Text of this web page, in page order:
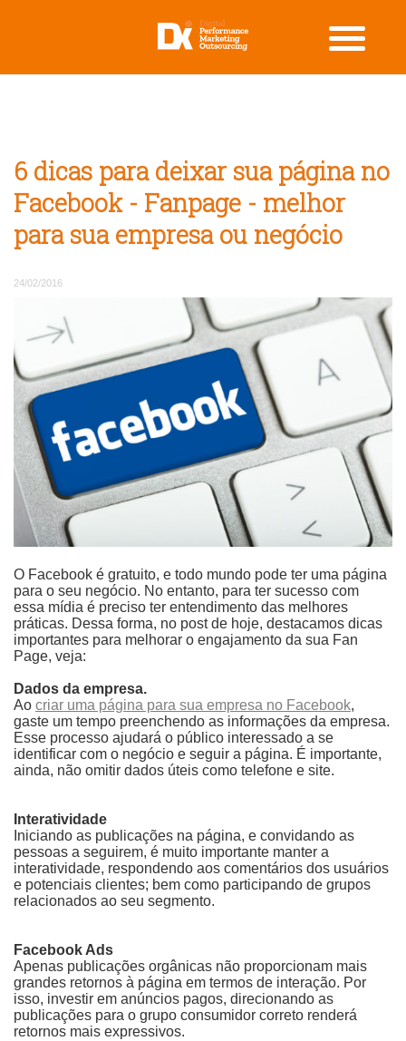
6 dicas para deixar sua página no
Facebook - Fanpage - melhor
para sua empresa ou negócio
24/02/2016
O Facebook é gratuito, e todo mundo pode ter uma página
para o seu negócio. No entanto, para ter sucesso com
essa mídia é preciso ter entendimento das melhores
práticas. Dessa forma, no post de hoje, destacamos dicas
importantes para melhorar o engajamento da sua Fan
Page, veja:
Dados da empresa.
Ao criar uma página para sua empresa no Facebook,
gaste um tempo preenchendo as informações da empresa.
Esse processo ajudará o público interessado a se
identificar com o negócio e seguir a página. É importante,
ainda, não omitir dados úteis como telefone e site.
Interatividade
Iniciando as publicações na página, e convidando as
pessoas a seguirem, é muito importante manter a
interatividade, respondendo aos comentários dos usuários
e potenciais clientes; bem como participando de grupos
relacionados ao seu segmento.
Facebook Ads
Apenas publicações orgânicas não proporcionam mais
grandes retornos à página em termos de interação. Por
isso, investir em anúncios pagos, direcionando as
publicações para o grupo consumidor correto renderá
retornos mais expressivos.